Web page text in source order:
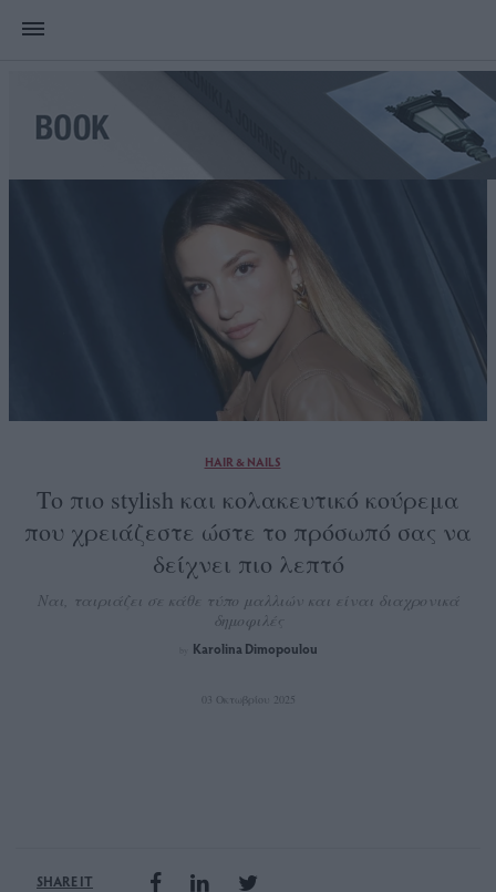
HAIR & NAILS
Το πιο stylish και κολακευτικό κούρεμα
που χρειάζεστε ώστε το πρόσωπό σας να
δείχνει πιο λεπτό
Ναι, ταιριάζει σε κάθε τύπο μαλλιών και είναι διαχρονικά
δημοφιλές
Karolina Dimopoulou
03 Οκτωβρίου 2025
SHARE IT